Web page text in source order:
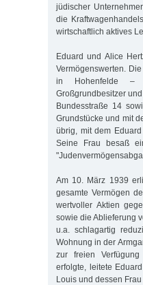
jüdischer
die
wirtschaftlich aktives
Eduard und Alice
Vermögenswerten.
in Hohenfelde –
Großgrundbesitzer
Bundesstraße 14
Grundstücke und mit
übrig, mit dem
Seine Frau besaß
Am 10. März 1939
gesamte Vermögen
wertvoller Aktien
sowie die Ablieferung
u.a. schlagartig
Wohnung in der
zur freien
erfolgte, leitete
Louis und dessen